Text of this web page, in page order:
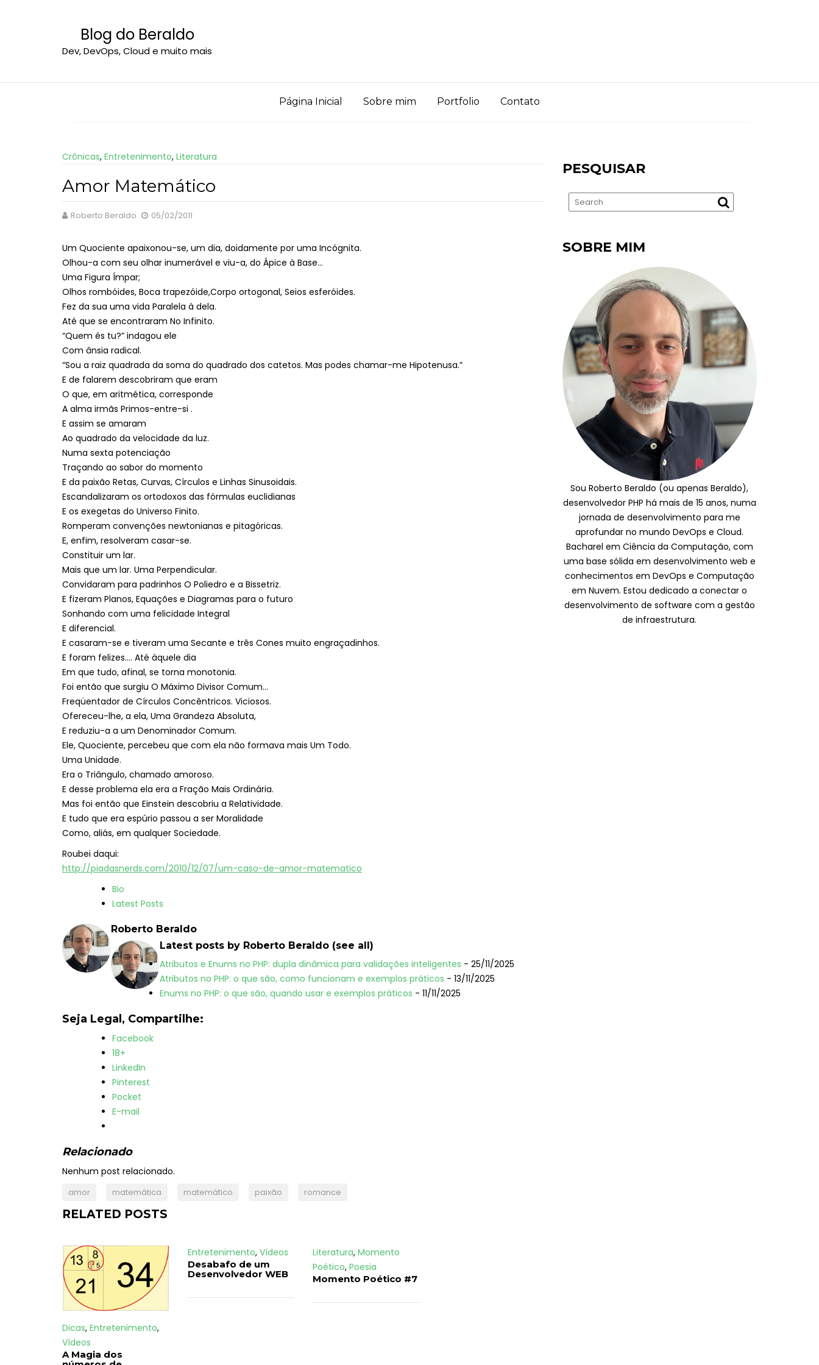
o
Blog do Beraldo
Dev, DevOps, Cloud e muito mais
Página Inicial Sobre mim Portfolio Contato
Crônicas, Entretenimento, Literatura
Amor Matemático
Roberto Beraldo 05/02/2011
Um Quociente apaixonou-se, um dia, doidamente por uma Incógnita.
Olhou-a com seu olhar inumerável e viu-a, do Ápice à Base…
Uma Figura Ímpar;
Olhos rombóides, Boca trapezóide,Corpo ortogonal, Seios esferóides.
Fez da sua uma vida Paralela à dela.
Até que se encontraram No Infinito.
“Quem és tu?” indagou ele
Com ânsia radical.
“Sou a raiz quadrada da soma do quadrado dos catetos. Mas podes chamar-me Hipotenusa.”
E de falarem descobriram que eram
O que, em aritmética, corresponde
A alma irmãs Primos-entre-si .
E assim se amaram
Ao quadrado da velocidade da luz.
Numa sexta potenciação
Traçando ao sabor do momento
E da paixão Retas, Curvas, Círculos e Linhas Sinusoidais.
Escandalizaram os ortodoxos das fórmulas euclidianas
E os exegetas do Universo Finito.
Romperam convenções newtonianas e pitagóricas.
E, enfim, resolveram casar-se.
Constituir um lar.
Mais que um lar. Uma Perpendicular.
Convidaram para padrinhos O Poliedro e a Bissetriz.
E fizeram Planos, Equações e Diagramas para o futuro
Sonhando com uma felicidade Integral
E diferencial.
E casaram-se e tiveram uma Secante e três Cones muito engraçadinhos.
E foram felizes…. Até àquele dia
Em que tudo, afinal, se torna monotonia.
Foi então que surgiu O Máximo Divisor Comum…
Freqüentador de Círculos Concêntricos. Viciosos.
Ofereceu-lhe, a ela, Uma Grandeza Absoluta,
E reduziu-a a um Denominador Comum.
Ele, Quociente, percebeu que com ela não formava mais Um Todo.
Uma Unidade.
Era o Triângulo, chamado amoroso.
E desse problema ela era a Fração Mais Ordinária.
Mas foi então que Einstein descobriu a Relatividade.
E tudo que era espúrio passou a ser Moralidade
Como, aliás, em qualquer Sociedade.
Roubei daqui:
http://piadasnerds.com/2010/12/07/um-caso-de-amor-matematico
f
o
i
s
c
n
c
o
n
e
n
t
b
Bio
Latest Posts
Roberto Beraldo
Latest posts by Roberto Beraldo (see all)
Atributos e Enums no PHP: dupla dinâmica para validações inteligentes - 25/11/2025
Atributos no PHP: o que são, como funcionam e exemplos práticos - 13/11/2025
Enums no PHP: o que são, quando usar e exemplos práticos - 11/11/2025
Seja Legal, Compartilhe:
Facebook
18+
LinkedIn
Pinterest
Pocket
E-mail
Relacionado
Nenhum post relacionado.
amor matemática matemático paixão romance
RELATED POSTS
Dicas, Entretenimento,
Vídeos
A Magia dos
Entretenimento, Vídeos
Desabafo de um
Desenvolvedor WEB
Literatura,Momento
Poético,Poesia
Momento Poético #7
PESQUISAR
SOBRE MIM
Sou Roberto Beraldo (ou apenas Beraldo),
desenvolvedor PHP há mais de 15 anos, numa
jornada de desenvolvimento para me
aprofundar no mundo DevOps e Cloud.
Bacharel em Ciência da Computação, com
uma base sólida em desenvolvimento web e
conhecimentos em DevOps e Computação
em Nuvem. Estou dedicado a conectar o
desenvolvimento de software com a gestão
de infraestrutura.